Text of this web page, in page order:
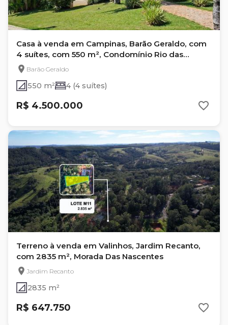
Casa à venda em Campinas, Barão Geraldo, com
4 suítes, com 550 m², Condomínio Rio das
Pedras
Barão Geraldo
550 m² 4 (4 suítes)
R$ 4.500.000
Terreno à venda em Valinhos, Jardim Recanto,
com 2835 m², Morada Das Nascentes
Jardim Recanto
2835 m²
R$ 647.750